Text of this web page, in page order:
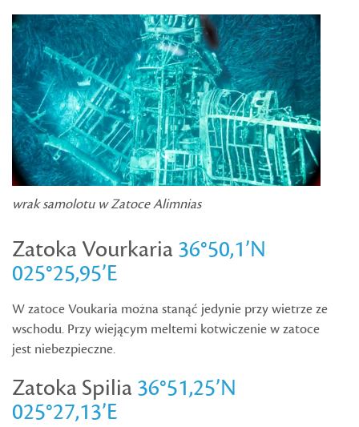
wrak samolotu w Zatoce Alimnias
Zatoka Vourkaria36°50,1’N
025°25,95’E
W zatoce Voukaria można stanąć jedynie przy wietrze ze
wschodu. Przy wiejącym meltemi kotwiczenie w zatoce
jest niebezpieczne.
Zatoka Spilia36°51,25’N
025°27,13’E